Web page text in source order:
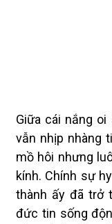
Giữa cái nắng
vẫn nhịp nhàng
mồ hôi nhưng
kính. Chính sự
thành ấy đã trở
đức tin sống